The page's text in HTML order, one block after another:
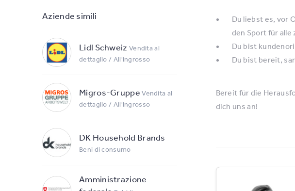
Aziende simili
Lidl Schweiz Vendita al
dettaglio / All'ingrosso
Migros-Gruppe Vendita al
dettaglio / All'ingrosso
DK Household Brands
Beni di consumo
Amministrazione
Du liebst es, vor
den Sport für alle
Du bist
Du bist bereit,
Bereit für die
dich uns an!